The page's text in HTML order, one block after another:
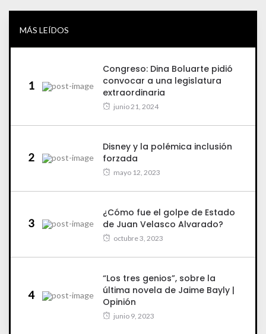
MÁS LEÍDOS
1
Congreso: Dina Boluarte pidió
convocar a una legislatura
extraordinaria
junio 21, 2024
2
Disney y la polémica inclusión
forzada
mayo 12, 2023
3
¿Cómo fue el golpe de Estado
de Juan Velasco Alvarado?
octubre 3, 2023
4
“Los tres genios”, sobre la
última novela de Jaime Bayly |
Opinión
junio 9, 2023